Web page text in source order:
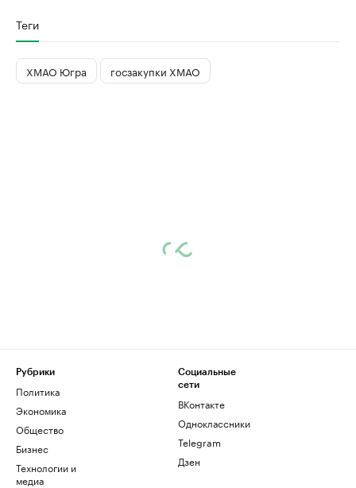
Теги
ХМАО Югра госзакупки ХМАО
Рубрики
Политика
Экономика
Общество
Бизнес
Технологии и
медиа
Социальные
сети
ВКонтакте
Одноклассники
Telegram
Дзен